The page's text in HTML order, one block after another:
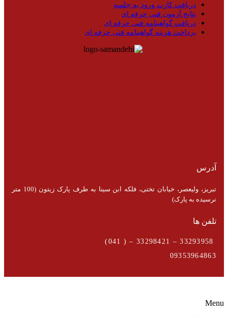
دریافت کارت ورود به جلسه
نتایج آزمون فنی حرفه ای
دریافت گواهینامه فنی حرفه ای
پرداخت هزینه گواهینامه فنی حرفه ای
آدرس
تبریز، ولیعصر، خیابان تختی، فلکه ابن سینا به طرف پارک زیتون (100 متر
نرسیده به پارک)
تلفن ها
09353964863
Menu